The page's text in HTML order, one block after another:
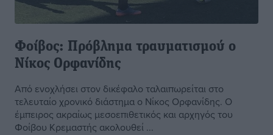
Φοίβος: Πρόβλημα τραυματισμού ο
Νίκος Ορφανίδης
Από ενοχλήσει στον δικέφαλο ταλαιπωρείται στο
τελευταίο χρονικό διάστημα ο Νίκος Ορφανίδης. Ο
έμπειρος ακραίως μεσοεπιθετικός και αρχηγός του
Φοίβου Κρεμαστής ακολουθεί ...